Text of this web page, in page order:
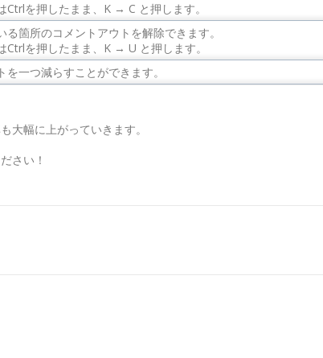
Ctrlを押したまま、K → C と押します。
る箇所のコメントアウトを解除できます。
Ctrlを押したまま、K → U と押します。
を一つ減らすことができます。
大幅に上がっていきます。
さい！